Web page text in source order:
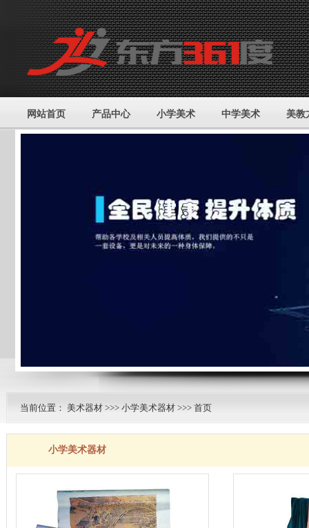
网站首页 产品中心 小学美术 中学美术 美教
当前位置： 美术器材 >>> 小学美术器材 >>> 首页
小学美术器材